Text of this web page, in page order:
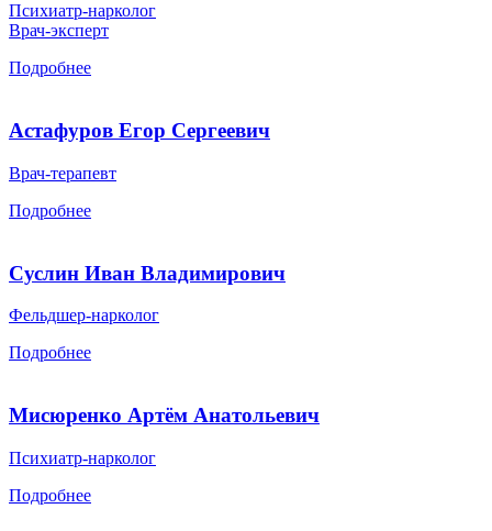
Психиатр-нарколог
Врач-эксперт
Подробнее
Астафуров Егор Сергеевич
Врач-терапевт
Подробнее
Суслин Иван Владимирович
Фельдшер-нарколог
Подробнее
Мисюренко Артём Анатольевич
Психиатр-нарколог
Подробнее